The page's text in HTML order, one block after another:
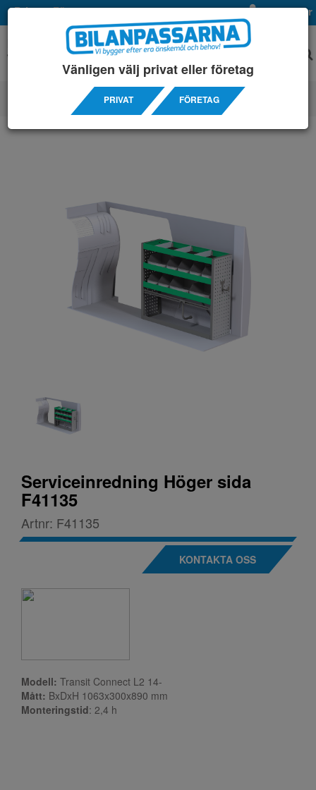
Privat Företag Mina sidor
SERVICEINREDNINGAR/ FORD / CONNECT L2 14-
Serviceinredning Höger sida
F41135
Artnr: F41135
KONTAKTA OSS
Modell: Transit Connect L2 14-
Mått: BxDxH 1063x300x890 mm
Monteringstid: 2,4 h
Vänligen välj privat eller företag
PRIVAT FÖRETAG